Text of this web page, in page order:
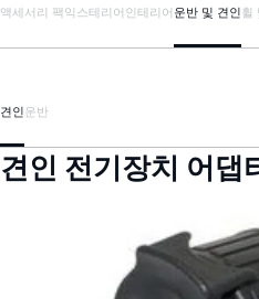
액세서리 팩익스테리어인테리어운반 및 견인휠
견인운반
견인 전기장치 어댑